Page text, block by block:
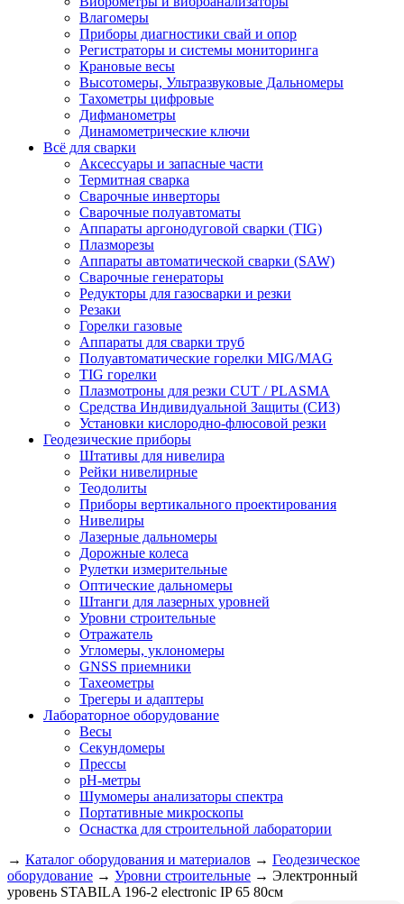
Влагомеры
Приборы диагностики свай и опор
Регистраторы и системы мониторинга
Крановые весы
Высотомеры, Ультразвуковые Дальномеры
Тахометры цифровые
Дифманометры
Динамометрические ключи
Всё для сварки
Аксессуары и запасные части
Термитная сварка
Сварочные инверторы
Сварочные полуавтоматы
Аппараты аргонодуговой сварки (TIG)
Плазморезы
Аппараты автоматической сварки (SAW)
Сварочные генераторы
Редукторы для газосварки и резки
Резаки
Горелки газовые
Аппараты для сварки труб
Полуавтоматические горелки MIG/MAG
TIG горелки
Плазмотроны для резки CUT / PLASMA
Средства Индивидуальной Защиты (СИЗ)
Установки кислородно-флюсовой резки
Геодезические приборы
Штативы для нивелира
Рейки нивелирные
Теодолиты
Приборы вертикального проектирования
Нивелиры
Лазерные дальномеры
Дорожные колеса
Рулетки измерительные
Оптические дальномеры
Штанги для лазерных уровней
Уровни строительные
Отражатель
Угломеры, уклономеры
GNSS приемники
Тахеометры
Трегеры и адаптеры
Лабораторное оборудование
Весы
Секундомеры
Прессы
pH-метры
Шумомеры анализаторы спектра
Портативные микроскопы
Оснастка для строительной лаборатории
→ Каталог оборудования и материалов → Геодезическое
оборудование → Уровни строительные → Электронный
уровень STABILA 196-2 electronic IP 65 80см